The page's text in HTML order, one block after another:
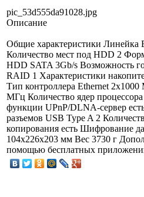
pic_53d555da91028.jpg
Описание
Общие характеристики Линейка
Количество мест под HDD 2
HDD SATA 3Gb/s Возможность
RAID 1 Характеристики
Тип контроллера Ethernet
МГц Количество ядер
функции UPnP/DLNA-сервер
разъемов USB Type A 2
копирования есть Шифрование
104x226x203 мм Вес 3730 г
помощью бесплатных